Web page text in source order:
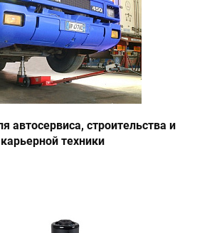
автосервиса, строительства и
карьерной техники